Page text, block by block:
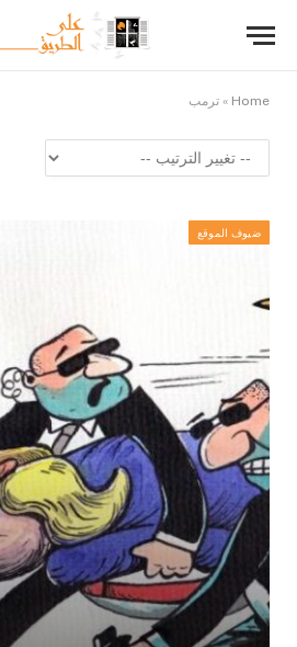
Home
» ترمب
ضيوف الموقع